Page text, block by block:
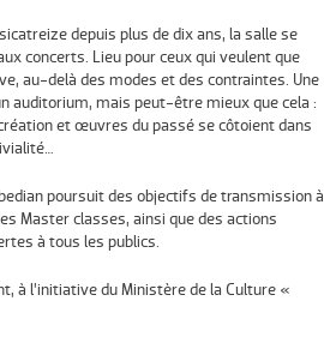
depuis plus de dix ans, la salle se
concerts. Lieu pour ceux qui veulent que
au-delà des modes et des contraintes. Une
auditorium, mais peut-être mieux que cela :
et œuvres du passé se côtoient dans
poursuit des objectifs de transmission à
Master classes, ainsi que des actions
à tous les publics.
à l’initiative du Ministère de la Culture «